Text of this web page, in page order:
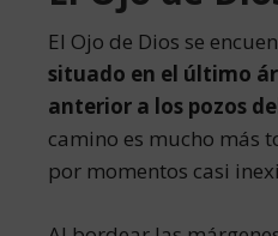
El Ojo de Dios se
situado en el último
anterior a los pozos
camino es mucho más
por momentos casi